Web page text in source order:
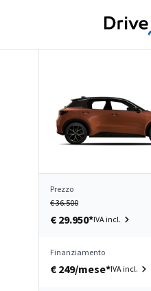
Prezzo
€ 36.500
€ 29.950*IVA incl.
Finanziamento
€ 249/mese*IVA incl.